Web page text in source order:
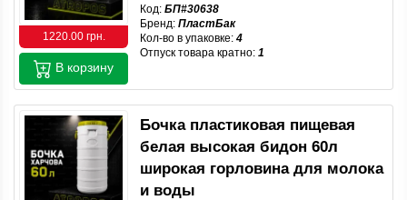
1220.00 грн.
Код: БП#30638
Бренд: ПластБак
Кол-во в упаковке: 4
Отпуск товара кратно: 1
В корзину
Бочка пластиковая пищевая
белая высокая бидон 60л
широкая горловина для молока
и воды